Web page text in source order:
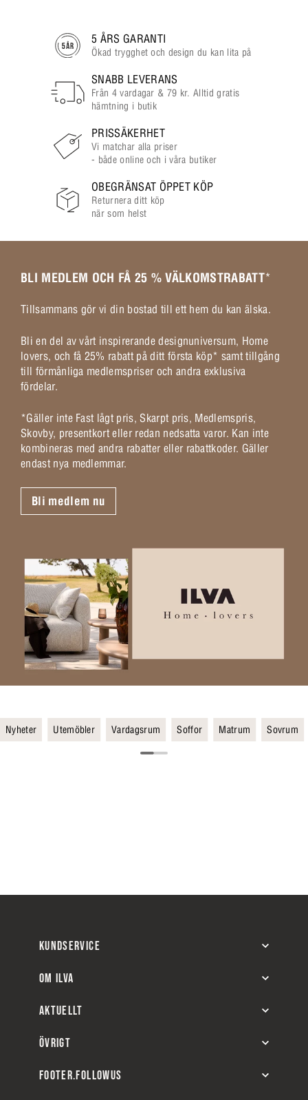
5 ÅRS GARANTI
Ökad trygghet och design du kan lita på
SNABB LEVERANS
Från 4 vardagar & 79 kr. Alltid gratis
hämtning i butik
PRISSÄKERHET
Vi matchar alla priser
- både online och i våra butiker
OBEGRÄNSAT ÖPPET KÖP
Returnera ditt köp
när som helst
BLI MEDLEM OCH FÅ 25 % VÄLKOMSTRABATT*
Tillsammans gör vi din bostad till ett hem du kan älska.
Bli en del av vårt inspirerande designuniversum, Home
lovers, och få 25% rabatt på ditt första köp* samt tillgång
till förmånliga medlemspriser och andra exklusiva
fördelar.
*Gäller inte Fast lågt pris, Skarpt pris, Medlemspris,
Skovby, presentkort eller redan nedsatta varor. Kan inte
kombineras med andra rabatter eller rabattkoder. Gäller
endast nya medlemmar.
Bli medlem nu
Nyheter Utemöbler Vardagsrum Soffor Matrum Sovrum
KUNDSERVICE
OM ILVA
AKTUELLT
ÖVRIGT
FOOTER.FOLLOWUS